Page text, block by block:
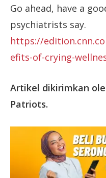
Go ahead, have a
psychiatrists say.
https://
efits-of-crying-
Artikel dikirimkan
Patriots.